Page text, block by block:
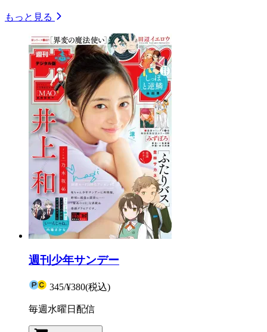
もっと見る
週刊少年サンデー
345/¥380(税込)
毎週水曜日配信